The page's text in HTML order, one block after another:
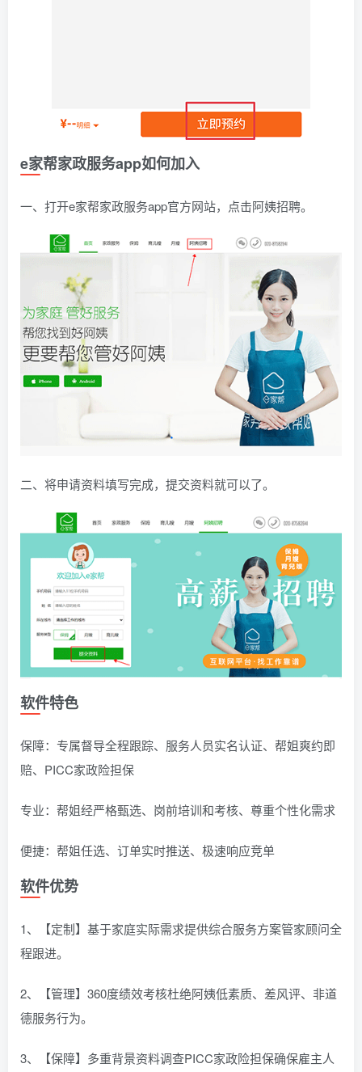
e家帮家政服务app如何加入
一、打开e家帮家政服务app官方网站，点击阿姨招聘。
二、将申请资料填写完成，提交资料就可以了。
软件特色
保障：专属督导全程跟踪、服务人员实名认证、帮姐爽约即
赔、PICC家政险担保
专业：帮姐经严格甄选、岗前培训和考核、尊重个性化需求
便捷：帮姐任选、订单实时推送、极速响应竞单
软件优势
1、【定制】基于家庭实际需求提供综合服务方案管家顾问全
程跟进。
2、【管理】360度绩效考核杜绝阿姨低素质、差风评、非道
德服务行为。
3、【保障】多重背景资料调查PICC家政险担保确保雇主人